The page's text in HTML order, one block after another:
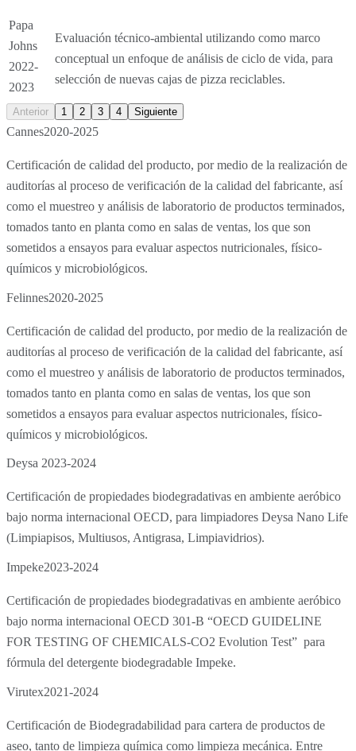
Papa
Johns
2022-
2023
Evaluación técnico-ambiental utilizando como marco
conceptual un enfoque de análisis de ciclo de vida, para
selección de nuevas cajas de pizza reciclables.
Anterior 1 2 3 4 Siguiente
Cannes2020-2025
Certificación de calidad del producto, por medio de la realización de
auditorías al proceso de verificación de la calidad del fabricante, así
como el muestreo y análisis de laboratorio de productos terminados,
tomados tanto en planta como en salas de ventas, los que son
sometidos a ensayos para evaluar aspectos nutricionales, físico-
químicos y microbiológicos.
Felinnes2020-2025
Certificación de calidad del producto, por medio de la realización de
auditorías al proceso de verificación de la calidad del fabricante, así
como el muestreo y análisis de laboratorio de productos terminados,
tomados tanto en planta como en salas de ventas, los que son
sometidos a ensayos para evaluar aspectos nutricionales, físico-
químicos y microbiológicos.
Deysa 2023-2024
Certificación de propiedades biodegradativas en ambiente aeróbico
bajo norma internacional OECD, para limpiadores Deysa Nano Life
(Limpiapisos, Multiusos, Antigrasa, Limpiavidrios).
Impeke2023-2024
Certificación de propiedades biodegradativas en ambiente aeróbico
bajo norma internacional OECD 301-B “OECD GUIDELINE
FOR TESTING OF CHEMICALS-CO2 Evolution Test” para
fórmula del detergente biodegradable Impeke.
Virutex2021-2024
Certificación de Biodegradabilidad para cartera de productos de
aseo, tanto de limpieza química como limpieza mecánica. Entre